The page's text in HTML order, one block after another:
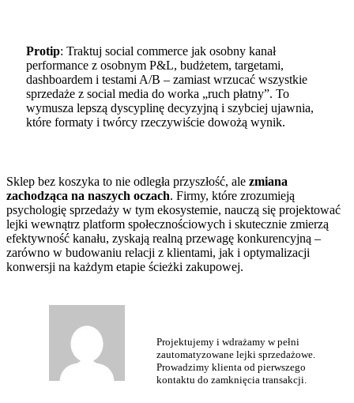
Protip: Traktuj social commerce jak osobny kanał
performance z osobnym P&L, budżetem, targetami,
dashboardem i testami A/B – zamiast wrzucać wszystkie
sprzedaże z social media do worka „ruch płatny”. To
wymusza lepszą dyscyplinę decyzyjną i szybciej ujawnia,
które formaty i twórcy rzeczywiście dowożą wynik.
Sklep bez koszyka to nie odległa przyszłość, ale zmiana
zachodząca na naszych oczach. Firmy, które zrozumieją
psychologię sprzedaży w tym ekosystemie, nauczą się projektować
lejki wewnątrz platform społecznościowych i skutecznie zmierzą
efektywność kanału, zyskają realną przewagę konkurencyjną –
zarówno w budowaniu relacji z klientami, jak i optymalizacji
konwersji na każdym etapie ścieżki zakupowej.
Projektujemy i wdrażamy w pełni
zautomatyzowane lejki sprzedażowe.
Prowadzimy klienta od pierwszego
kontaktu do zamknięcia transakcji.